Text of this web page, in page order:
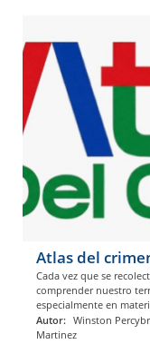
Atlas del
Cada vez que se
comprender nuestro
especialmente en
Autor: Winston
Martinez